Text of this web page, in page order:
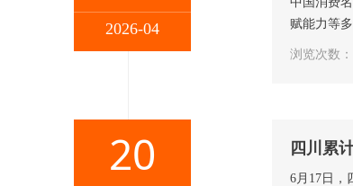
2026-04
赋能力等
浏览次数
20 四川累
6月17日，